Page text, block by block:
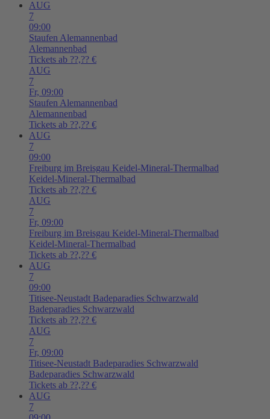
AUG
7
09:00
Staufen Alemannenbad
Alemannenbad
Tickets ab ??,?? €
AUG
7
Fr, 09:00
Staufen Alemannenbad
Alemannenbad
Tickets ab ??,?? €
AUG
7
09:00
Freiburg im Breisgau Keidel-Mineral-Thermalbad
Keidel-Mineral-Thermalbad
Tickets ab ??,?? €
AUG
7
Fr, 09:00
Freiburg im Breisgau Keidel-Mineral-Thermalbad
Keidel-Mineral-Thermalbad
Tickets ab ??,?? €
AUG
7
09:00
Titisee-Neustadt Badeparadies Schwarzwald
Badeparadies Schwarzwald
Tickets ab ??,?? €
AUG
7
Fr, 09:00
Titisee-Neustadt Badeparadies Schwarzwald
Badeparadies Schwarzwald
Tickets ab ??,?? €
AUG
7